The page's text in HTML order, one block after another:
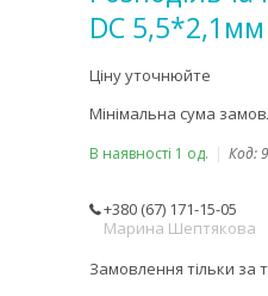
DC 5,5*2,1мм
Ціну уточнюйте
Мінімальна сума
В наявності 1 од. Код:
+380 (67) 171-15-05
Марина Шептякова
Замовлення тільки за